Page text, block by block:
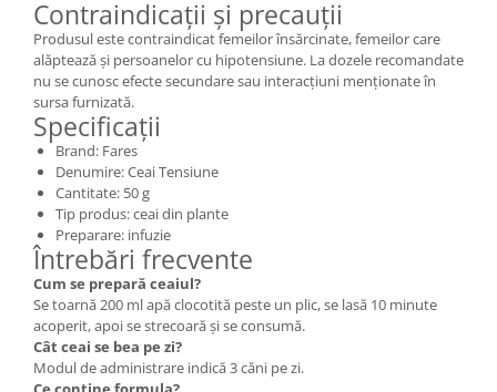
Contraindicații și precauții
Produsul este contraindicat femeilor însărcinate, femeilor care
alăptează și persoanelor cu hipotensiune. La dozele recomandate
nu se cunosc efecte secundare sau interacțiuni menționate în
sursa furnizată.
Specificații
Brand: Fares
Denumire: Ceai Tensiune
Cantitate: 50 g
Tip produs: ceai din plante
Preparare: infuzie
Întrebări frecvente
Cum se prepară ceaiul?
Se toarnă 200 ml apă clocotită peste un plic, se lasă 10 minute
acoperit, apoi se strecoară și se consumă.
Cât ceai se bea pe zi?
Modul de administrare indică 3 căni pe zi.